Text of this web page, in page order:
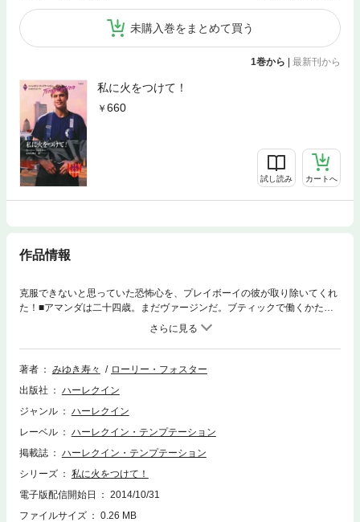
未購入巻をまとめて買う
1巻から | 最新刊から
私に火をつけて！
660
試し読み カートへ
作品情報
克服できないと思っていた恐怖心を、プレイボーイの彼が取り除いてくれ
た！■アマンダは二十四歳。まだヴァージンだ。ブティックで働くかたわ
ら、チャリティーに力を入れている。今回の企画は、セクシーな消防士た
ちのセミヌードカレンダーで、彼女が依頼すると全員がモデルを引き受け
てくれた。ただ一人、副署長のジョシュ・マーシャルをのぞいて。話をし
ようにも、彼は電話にすら出てくれないのだ。業を煮やしたアマンダは彼
き合ってくれるなら、考えてもいいと言った。私がしつこくつきまとうの
で、嫌がらせのつもりなのだろう。いいわ。承諾して、あとは適当にごま
著者 みゆき寿々
ローリー・フォスター
出版社
ハーレクイン
ジャンル
ハーレクイン
レーベル
ハーレクイン・テンプテーション
掲載誌
ハーレクイン・テンプテーション
シリーズ
私に火をつけて！
電子版配信開始日
2014/10/31
ファイルサイズ
0.26 MB